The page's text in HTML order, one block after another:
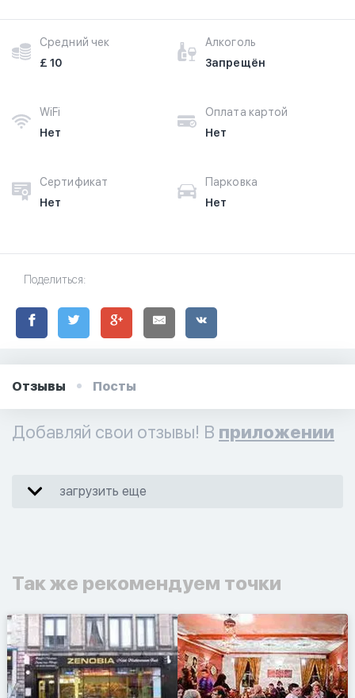
Средний чек
£ 10
Алкоголь
Запрещён
WiFi
Нет
Оплата картой
Нет
Сертификат
Нет
Парковка
Нет
Поделиться:
Отзывы Посты
Добавляй свои отзывы! В приложении
загрузить еще
Так же рекомендуем точки